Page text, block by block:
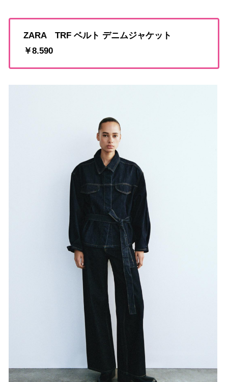
ZARA TRF ベルト デニムジャケット
￥8.590